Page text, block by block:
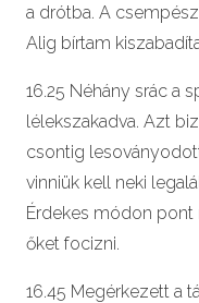
a drótba. A
Alig bírtam
16.25 Néhány srác a
lélekszakadva. Azt
csontig
vinniük kell neki
Érdekes módon pont
őket focizni.
16.45 Megérkezett a